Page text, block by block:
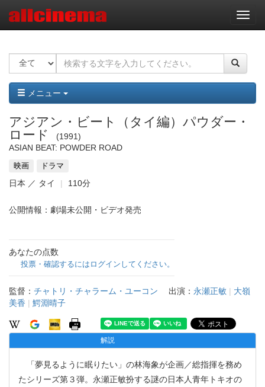
ナ
ビ
ー
ョ
ン
メニュー
アジアン・ビート（タイ編）パウダー・
ロード
1991
ASIAN BEAT: POWDER ROAD
映画 ドラマ
日本 ／ タイ 110分
公開情報：劇場未公開・ビデオ発売
あなたの点数
投票・確認するにはログインしてください。
監督： チャトリ・チャラーム・ユーコン 出演： 永瀬正敏 | 大嶺
美香 | 鰐淵晴子
解説
「夢見るように眠りたい」の林海象が企画／総指揮を務め
たシリーズ第３弾。永瀬正敏扮する謎の日本人青年トキオの